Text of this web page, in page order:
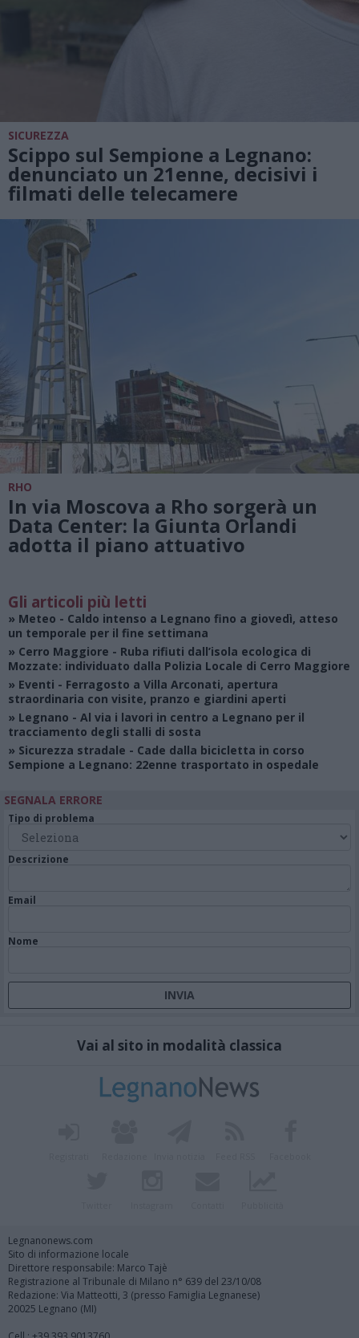
SICUREZZA
Scippo sul Sempione a Legnano:
denunciato un 21enne, decisivi i
filmati delle telecamere
RHO
In via Moscova a Rho sorgerà un
Data Center: la Giunta Orlandi
adotta il piano attuativo
Gli articoli più letti
» Meteo - Caldo intenso a Legnano fino a giovedì, atteso
un temporale per il fine settimana
» Cerro Maggiore - Ruba rifiuti dall’isola ecologica di
Mozzate: individuato dalla Polizia Locale di Cerro Maggiore
» Eventi - Ferragosto a Villa Arconati, apertura
straordinaria con visite, pranzo e giardini aperti
» Legnano - Al via i lavori in centro a Legnano per il
tracciamento degli stalli di sosta
» Sicurezza stradale - Cade dalla bicicletta in corso
Sempione a Legnano: 22enne trasportato in ospedale
SEGNALA ERRORE
Tipo di problema
Descrizione
Email
Nome
Vai al sito in modalità classica
Legnanonews.com
Sito di informazione locale
Direttore responsabile: Marco Tajè
Registrazione al Tribunale di Milano n° 639 del 23/10/08
Redazione: Via Matteotti, 3 (presso Famiglia Legnanese)
20025 Legnano (MI)